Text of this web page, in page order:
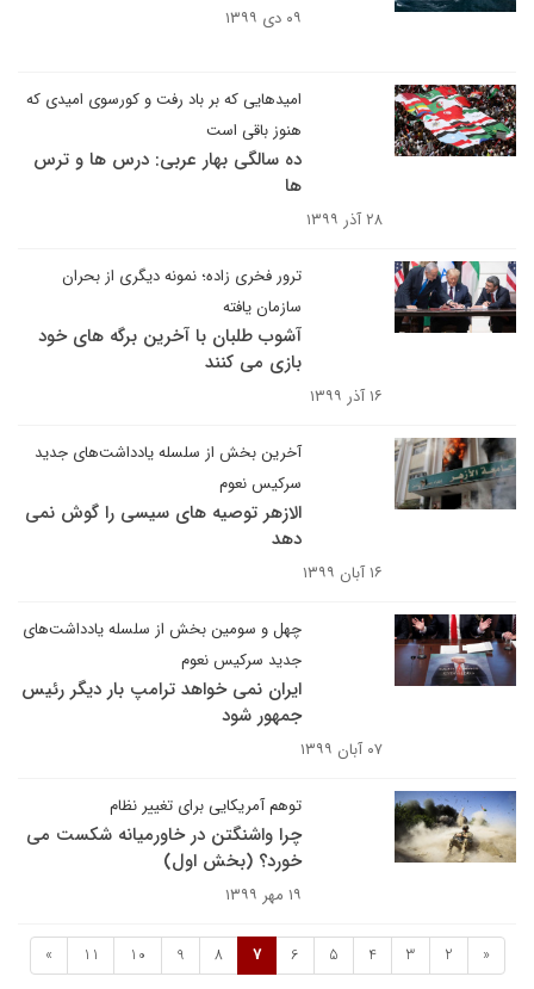
۰۹ دی ۱۳۹۹
امیدهایی که بر باد رفت و کورسوی امیدی که
هنوز باقی است
ده سالگی بهار عربی: درس ها و ترس
ها
۲۸ آذر ۱۳۹۹
ترور فخری زاده؛ نمونه دیگری از بحران
سازمان یافته
آشوب طلبان با آخرین برگه های خود
بازی می کنند
۱۶ آذر ۱۳۹۹
آخرین بخش از سلسله یادداشت‌های جدید
سرکیس نعوم
الازهر توصیه های سیسی را گوش نمی
دهد
۱۶ آبان ۱۳۹۹
چهل و سومین بخش از سلسله یادداشت‌های
جدید سرکیس نعوم
ایران نمی خواهد ترامپ بار دیگر رئیس
جمهور شود
۰۷ آبان ۱۳۹۹
توهم آمریکایی برای تغییر نظام
چرا واشنگتن در خاورمیانه شکست می
خورد؟ (بخش اول)
۱۹ مهر ۱۳۹۹
«
2
3
4
5
6
7
8
9
10
11
»